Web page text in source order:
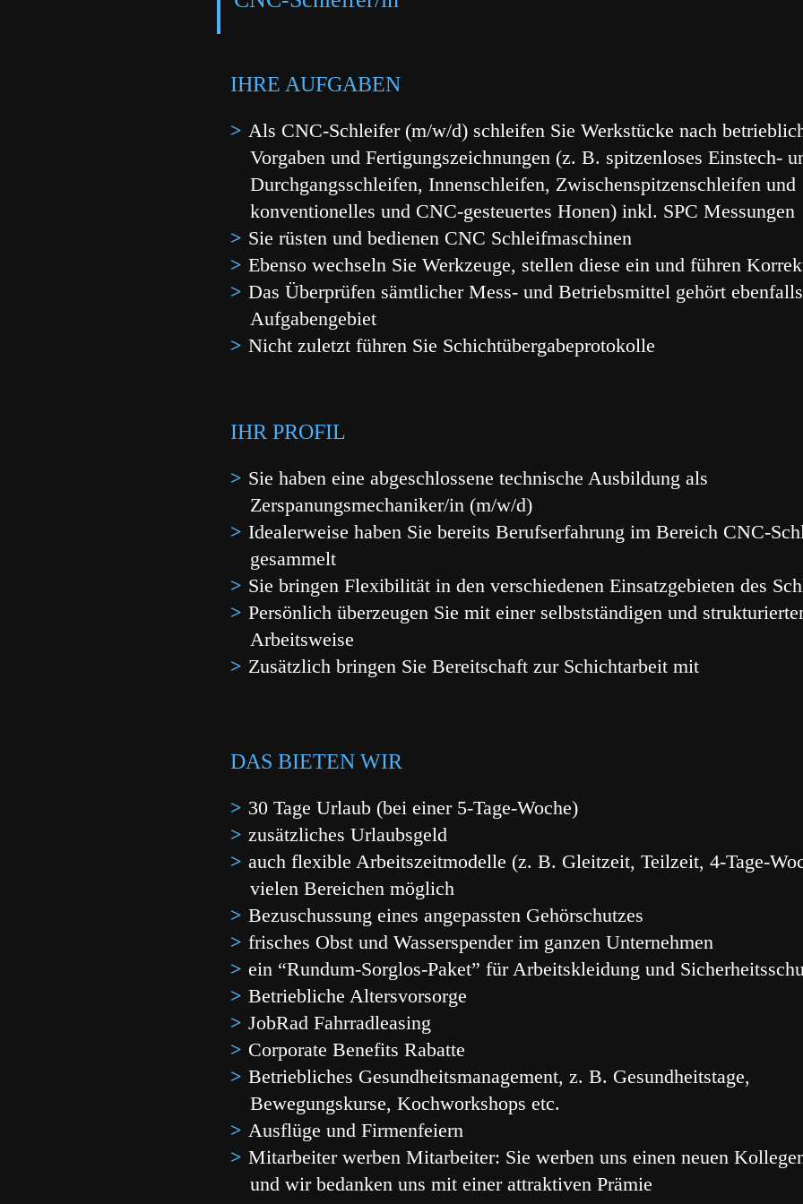
IHRE AUFGABEN
Als CNC-Schleifer (m/w/d) schleifen Sie Werkstücke nach
Vorgaben und Fertigungszeichnungen (z. B. spitzenloses Einstech-
Durchgangsschleifen, Innenschleifen, Zwischenspitzenschleifen und
konventionelles und CNC-gesteuertes Honen) inkl. SPC Messungen
Sie rüsten und bedienen CNC Schleifmaschinen
Ebenso wechseln Sie Werkzeuge, stellen diese ein und führen
Das Überprüfen sämtlicher Mess- und Betriebsmittel gehört
Aufgabengebiet
Nicht zuletzt führen Sie Schichtübergabeprotokolle
IHR PROFIL
Sie haben eine abgeschlossene technische Ausbildung als
Zerspanungsmechaniker/in (m/w/d)
Idealerweise haben Sie bereits Berufserfahrung im Bereich CNC-
gesammelt
Sie bringen Flexibilität in den verschiedenen Einsatzgebieten des
Persönlich überzeugen Sie mit einer selbstständigen und
Arbeitsweise
Zusätzlich bringen Sie Bereitschaft zur Schichtarbeit mit
DAS BIETEN WIR
30 Tage Urlaub (bei einer 5-Tage-Woche)
zusätzliches Urlaubsgeld
auch flexible Arbeitszeitmodelle (z. B. Gleitzeit, Teilzeit, 4-Tage-
vielen Bereichen möglich
Bezuschussung eines angepassten Gehörschutzes
frisches Obst und Wasserspender im ganzen Unternehmen
ein “Rundum-Sorglos-Paket” für Arbeitskleidung und
Betriebliche Altersvorsorge
JobRad Fahrradleasing
Corporate Benefits Rabatte
Betriebliches Gesundheitsmanagement, z. B. Gesundheitstage,
Bewegungskurse, Kochworkshops etc.
Ausflüge und Firmenfeiern
Mitarbeiter werben Mitarbeiter: Sie werben uns einen neuen
und wir bedanken uns mit einer attraktiven Prämie